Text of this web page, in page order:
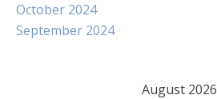
October 2024
September 2024
August 2026